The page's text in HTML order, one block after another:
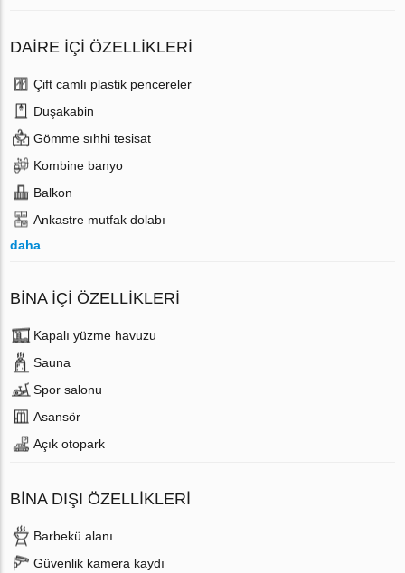
DAIRE IÇI ÖZELLIKLERI
Çift camlı plastik pencereler
Duşakabin
Gömme sıhhi tesisat
Kombine banyo
Balkon
Ankastre mutfak dolabı
daha
BINA İÇI ÖZELLIKLERI
Kapalı yüzme havuzu
Sauna
Spor salonu
Аsansör
Açık otopark
BINA DIŞI ÖZELLIKLERI
Barbekü alanı
Güvenlik kamera kaydı